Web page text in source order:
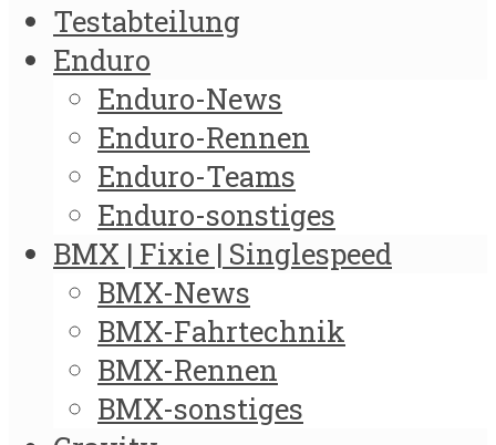
Testabteilung
Enduro
Enduro-News
Enduro-Rennen
Enduro-Teams
Enduro-sonstiges
BMX | Fixie | Singlespeed
BMX-News
BMX-Fahrtechnik
BMX-Rennen
BMX-sonstiges